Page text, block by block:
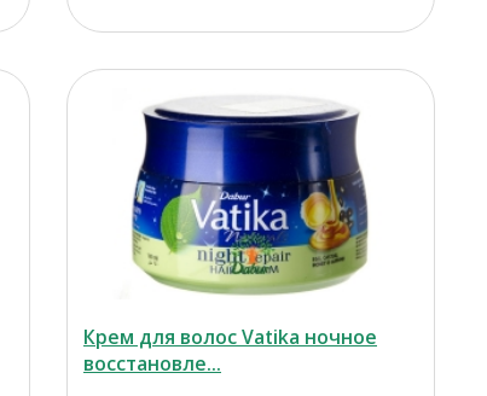
Крем для волос Vatika ночное
восстановле...